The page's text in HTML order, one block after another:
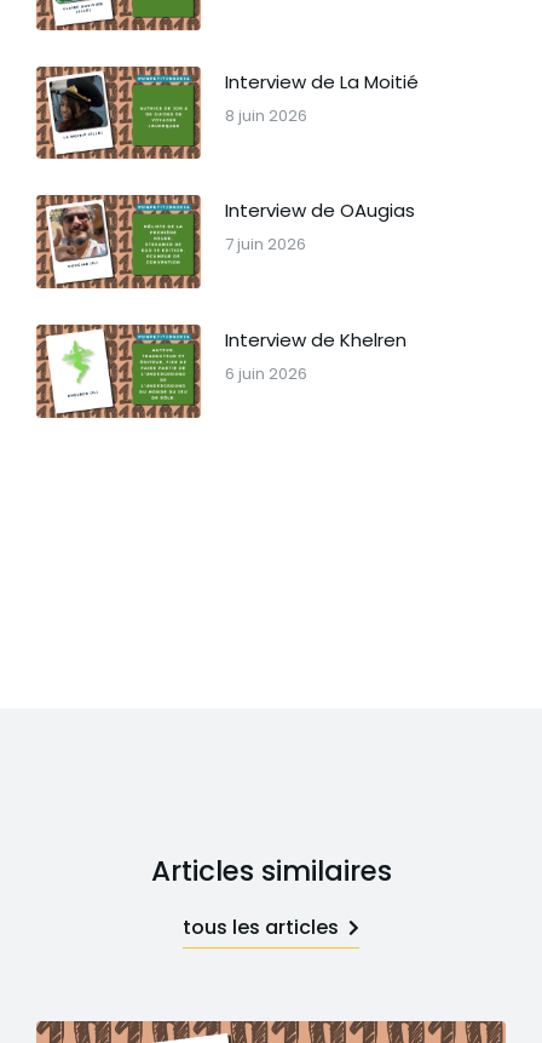
Interview de La Moitié
8 juin 2026
Interview de OAugias
7 juin 2026
Interview de Khelren
6 juin 2026
Articles similaires
tous les articles